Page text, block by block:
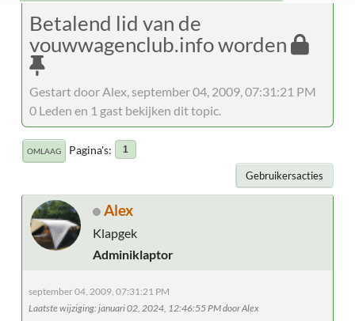
Betalend lid van de
vouwwagenclub.info worden
Gestart door Alex, september 04, 2009, 07:31:21 PM
0 Leden en 1 gast bekijken dit topic.
OMLAAG Pagina's 1
Gebruikersacties
Alex
Klapgek
Adminiklaptor
september 04, 2009, 07:31:21 PM
Laatste wijziging: januari 02, 2024, 12:46:55 PM door Alex